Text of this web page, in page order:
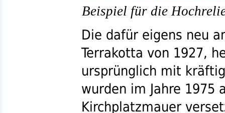
Beispiel für die
Die dafür eigens neu
Terrakotta von 1927,
ursprünglich mit
wurden im Jahre 1975
Kirchplatzmauer